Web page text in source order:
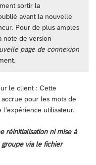
sortir la
avant la nouvelle
Pour de plus amples
note de version
page de connexion
le client : Cette
pour les mots de
l’expérience utilisateur.
réinitialisation ni mise à
via le fichier